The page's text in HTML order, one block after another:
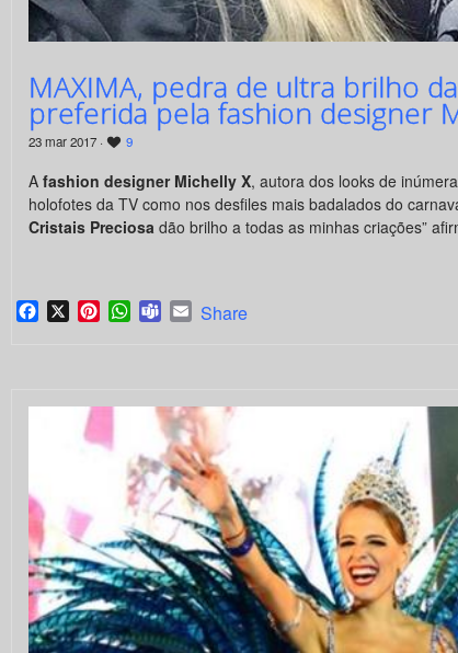
MAXIMA, pedra de ultra brilho
preferida pela fashion designer
23 mar 2017 · 9
A fashion designer Michelly X, autora dos looks de
holofotes da TV como nos desfiles mais badalados do
Cristais Preciosa dão brilho a todas as minhas criações”
Facebook
X PinterestWhatsApp
TeamsEmail
Share